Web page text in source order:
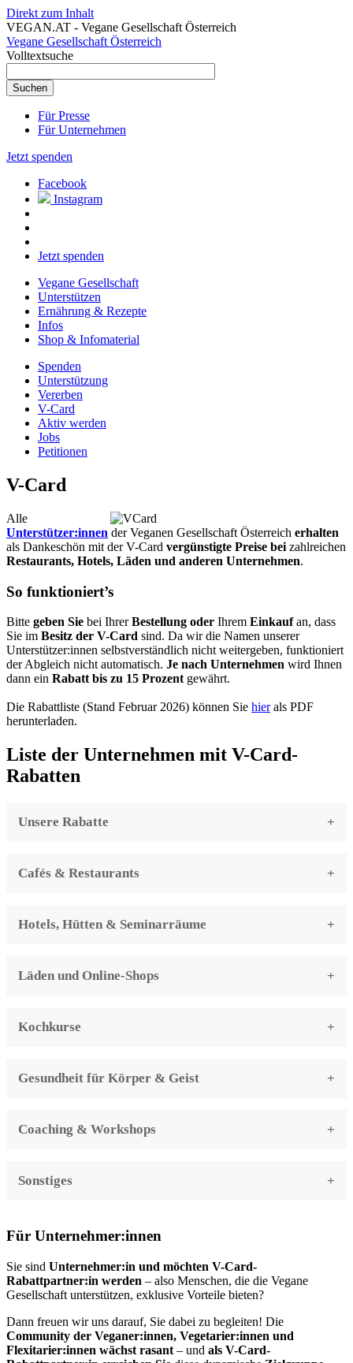
Direkt zum Inhalt
VEGAN.AT - Vegane Gesellschaft Österreich
Vegane Gesellschaft Österreich
Volltextsuche
Für Presse
Für Unternehmen
Jetzt spenden
Facebook
Instagram
Jetzt spenden
Vegane Gesellschaft
Unterstützen
Ernährung & Rezepte
Infos
Shop & Infomaterial
Spenden
Unterstützung
Vererben
V-Card
Aktiv werden
Jobs
Petitionen
V-Card
Alle
Unterstützer:innen der Veganen Gesellschaft Österreich erhalten
als Dankeschön mit der V-Card vergünstigte Preise bei zahlreichen
Restaurants, Hotels, Läden und anderen Unternehmen.
So funktioniert’s
Bitte geben Sie bei IhrerBestellung oder Ihrem Einkaufan, dass
Sie im Besitz der V-Card sind. Da wir die Namen unserer
Unterstützer:innen selbstverständlich nicht weitergeben, funktioniert
der Abgleich nicht automatisch. Je nach Unternehmen wird Ihnen
dann ein Rabatt bis zu 15 Prozent gewährt.
Die Rabattliste (Stand Februar 2026) können Sie hierals PDF
herunterladen.
Liste der Unternehmen mit V-Card-
Rabatten
Unsere Rabatte
Cafés & Restaurants
Hotels, Hütten & Seminarräume
Läden und Online-Shops
Kochkurse
Gesundheit für Körper & Geist
Coaching & Workshops
Sonstiges
Für Unternehmer:innen
Sie sind Unternehmer:in und möchten V-Card-
Rabattpartner:in werden – also Menschen, die die Vegane
Gesellschaft unterstützen, exklusive Vorteile bieten?
Dann freuen wir uns darauf, Sie dabei zu begleiten! Die
Community der Veganer:innen, Vegetarier:innen und
Flexitarier:innen wächst rasant – und als V-Card-